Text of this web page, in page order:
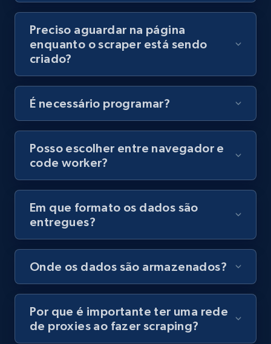
Preciso aguardar na página
enquanto o scraper está sendo
criado?
É necessário programar?
Posso escolher entre navegador e
code worker?
Em que formato os dados são
entregues?
Onde os dados são armazenados?
Por que é importante ter uma rede
de proxies ao fazer scraping?